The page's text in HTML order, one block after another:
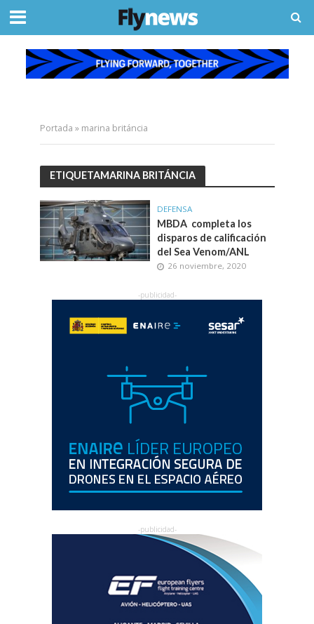
Portada » marina británcia
ETIQUETAMARINA BRITÁNCIA
DEFENSA
MBDA completa los
disparos de calificación
del Sea Venom/ANL
26 noviembre, 2020